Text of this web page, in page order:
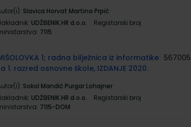
Slavica Horvat Martina Prpić
UDŽBENIK.HR d.o.o.
Registarski broj
7115
1; radna bilježnica iz informatike
1. razred osnovne škole, IZDANJE 2020.
Sokol Mandić Purgar Lohajner
UDŽBENIK.HR d.o.o.
Registarski broj
7115-DOM
567005